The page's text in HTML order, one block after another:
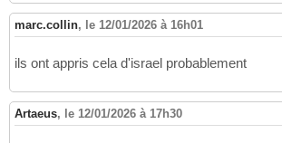
marc.collin, le 12/01/2026 à 16h01
ils ont appris cela d'israel probablement
Artaeus, le 12/01/2026 à 17h30